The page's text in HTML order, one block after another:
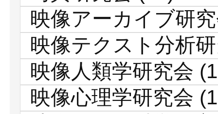
映像アーカイブ研
映像テクスト分析
映像人類学研究会
映像心理学研究会